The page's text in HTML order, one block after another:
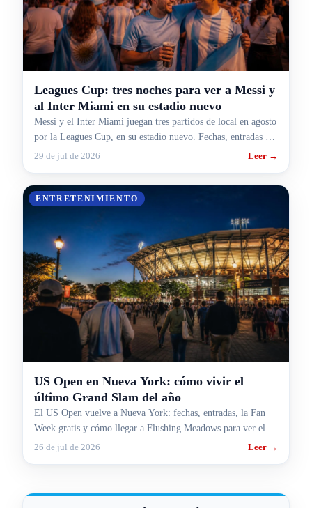
Leagues Cup: tres noches para ver a Messi y
al Inter Miami en su estadio nuevo
Messi y el Inter Miami juegan tres partidos de local en agosto
por la Leagues Cup, en su estadio nuevo. Fechas, entradas y
cómo armar el viaje desde Argentina.
29 de jul de 2026 Leer →
ENTRETENIMIENTO
US Open en Nueva York: cómo vivir el
último Grand Slam del año
El US Open vuelve a Nueva York: fechas, entradas, la Fan
Week gratis y cómo llegar a Flushing Meadows para ver el
último Grand Slam del año.
26 de jul de 2026 Leer →